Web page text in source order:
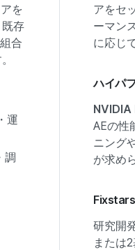
を
存
合
運
調
アをセ
ーマン
に応じ
ハイパ
AEの性
ニング
が求め
研究開
または